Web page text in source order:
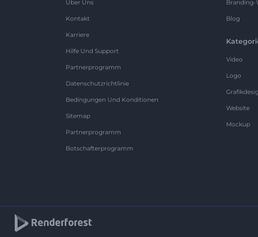
Über Uns
Kontakt
Karriere
Hilfe Und Support
Partnerprogramm
Datenschutzrichtlinie
Bedingungen Und Konditionen
Sitemap
Partnerprogramm
Botschafterprogramm
Branding-
Blog
Video
Logo
Website
Mockup